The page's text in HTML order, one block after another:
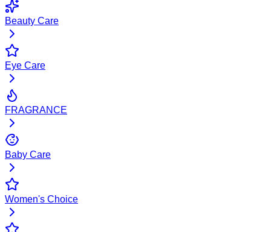
Beauty Care
Eye Care
FRAGRANCE
Baby Care
Women's Choice